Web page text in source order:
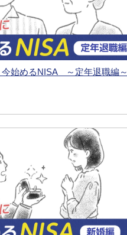
今始めるNISA ～定年退職編～